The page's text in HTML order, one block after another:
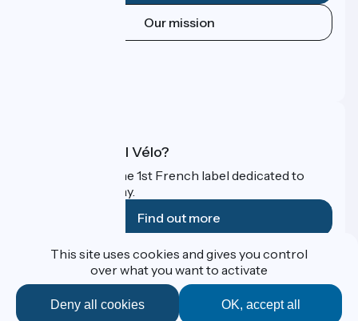
Our mission
What is Accueil Vélo?
Accueil Vélo is the 1st French label dedicated to
cyclists on holiday.
Find out more
Funded as part of Destination France
This site uses cookies and gives you control
over what you want to activate
OK, accept all
Deny all cookies